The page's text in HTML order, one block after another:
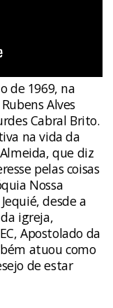
de 1969, na
Alves
Cabral Brito.
na vida da
que diz
pelas coisas
Nossa
desde a
igreja,
Apostolado da
atuou como
de estar